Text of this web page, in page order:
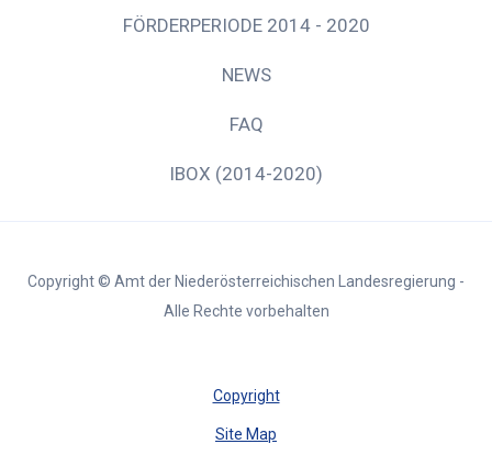
FÖRDERPERIODE 2014 - 2020
NEWS
FAQ
IBOX (2014-2020)
Copyright © Amt der Niederösterreichischen Landesregierung -
Alle Rechte vorbehalten
Copyright
Site Map